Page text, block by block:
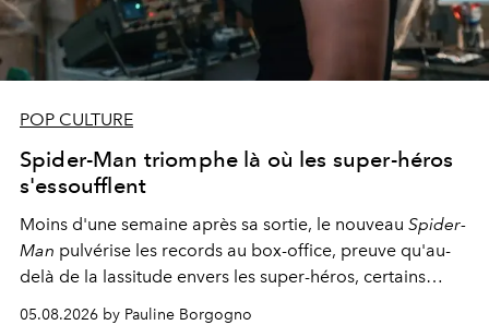
POP CULTURE
Spider-Man triomphe là où les super-héros
s'essoufflent
Moins d'une semaine après sa sortie, le nouveau Spider-
Man pulvérise les records au box-office, preuve qu'au-
delà de la lassitude envers les super-héros, certains
05.08.2026 by Pauline Borgogno